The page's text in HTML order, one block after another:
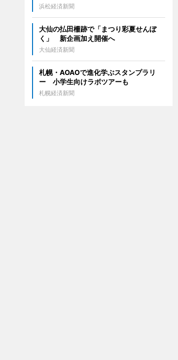
浜松経済新聞
大仙の払田柵跡で「まつり彩夏せんぼ
く」 新企画加え開催へ
大仙経済新聞
札幌・AOAOで進化学ぶスタンプラリ
ー 小学生向けラボツアーも
札幌経済新聞